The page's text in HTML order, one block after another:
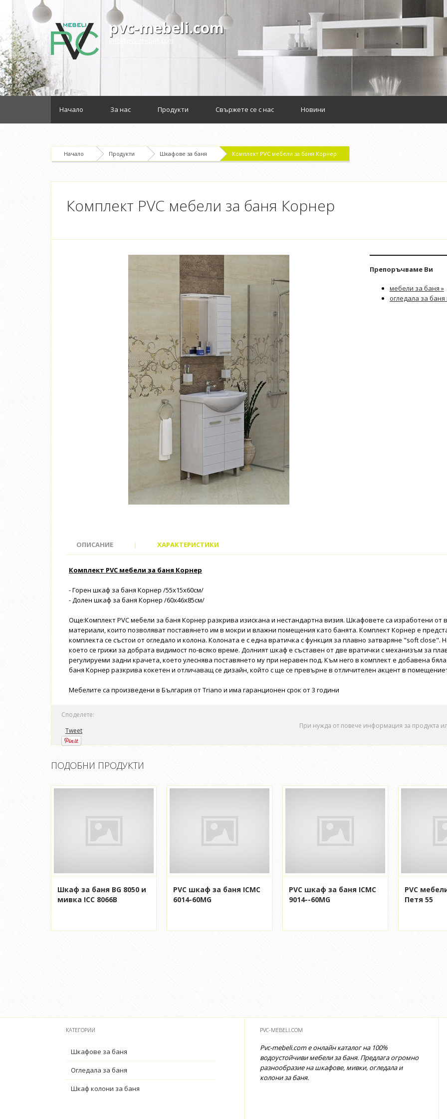
pvc-mebeli.com
info@pvc-mebeli.com
Начало За нас Продукти Свържете се с нас Новини
Начало Продукти Шкафове за баня Комплект PVC мебели за баня Корнер
Комплект PVC мебели за баня Корнер
Препоръчваме Ви
мебели за баня »
огледала за баня
ОПИСАНИЕ | ХАРАКТЕРИСТИКИ
Комплект PVC мебели за баня Корнер
- Горен шкаф за баня Корнер /55х15х60см/
- Долен шкаф за баня Корнер /60х46х85см/
Още:Комплект PVC мебели за баня Корнер разкрива изискана и нестандартна визия. Шкафовете са изработени от
материали, които позволяват поставянето им в мокри и влажни помещения като банята. Комплект Корнер е
комплекта се състои от огледало и колона. Колоната е с една вратичка с функция за плавно затваряне "soft close".
което се грижи за добрата видимост по-всяко време. Долният шкаф е съставен от две вратички с механизъм за
регулируеми задни крачета, което улеснява поставянето му при неравен под. Към него в комплект е добавена
баня Корнер разкрива кокетен и отличаващ се дизайн, който с ще се превърне в отличителен акцент в
Мебелите са произведени в България от Triano и има гаранционен срок от 3 години
Споделете:
Tweet
При нужда от повече информация за продукта
ПОДОБНИ ПРОДУКТИ
Шкаф за баня BG 8050 и
мивка ICC 8066B
PVC шкаф за баня ICMC
6014-60MG
PVC шкаф за баня ICMC
9014--60MG
PVC
Петя 55
КАТЕГОРИИ
Шкафове за баня
Огледала за баня
Шкаф колони за баня
PVC-MEBELI.COM
Pvc-mebeli.com е онлайн каталог на 100%
водоустойчиви мебели за баня. Предлага огромно
разнообразие на шкафове, мивки, огледала и
колони за баня.